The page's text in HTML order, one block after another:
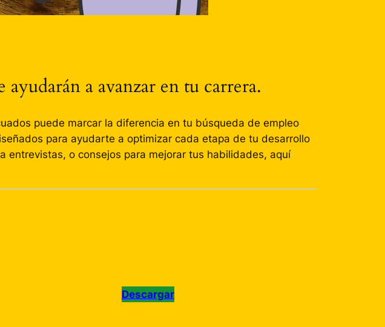
a avanzar en tu carrera.
puede marcar la diferencia en tu búsqueda de empleo
para ayudarte a optimizar cada etapa de tu desarrollo
entrevistas, o consejos para mejorar tus habilidades, aquí
Descargar